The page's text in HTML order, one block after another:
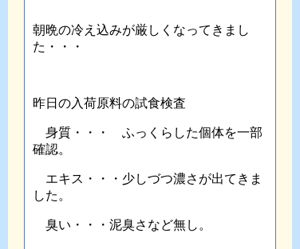
朝晩の冷え込みが厳しくなってきまし
た・・・
昨日の入荷原料の試食検査
身質・・・ ふっくらした個体を一部
確認。
エキス・・・少しづつ濃さが出てきま
した。
臭い・・・泥臭さなど無し。